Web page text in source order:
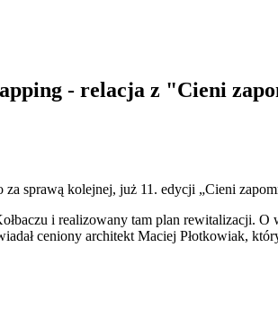
- relacja z "Cieni
sprawą kolejnej, już 11. edycji „Cieni
i realizowany tam plan rewitalizacji.
ceniony architekt Maciej Płotkowiak,